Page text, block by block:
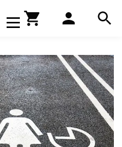
Avaa navigaatio
Hae